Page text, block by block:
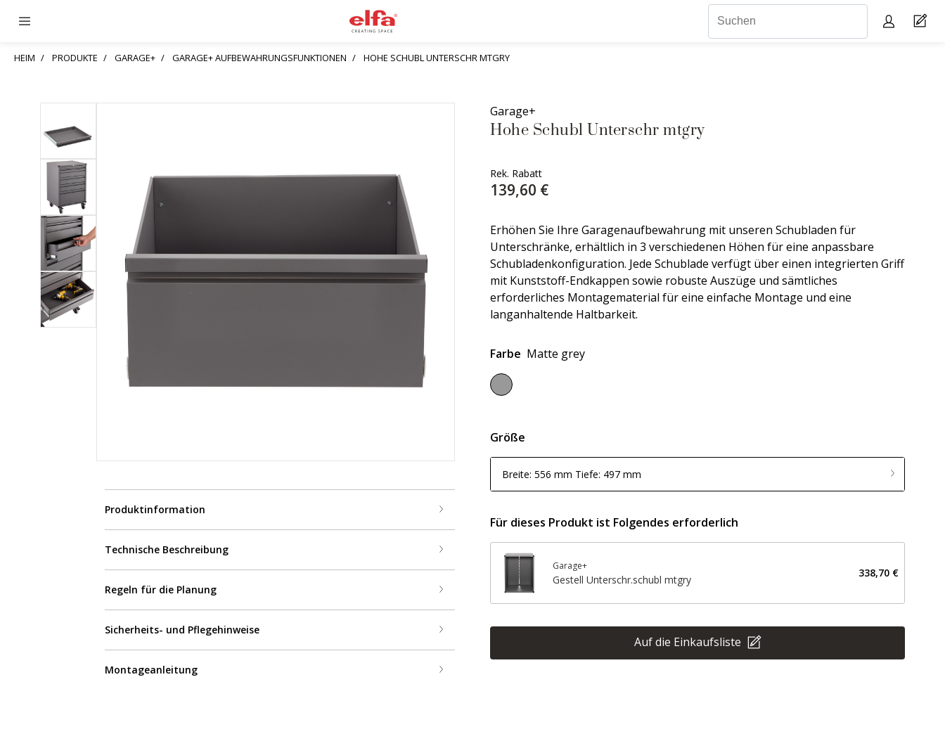
HEIM PRODUKTE GARAGE+ GARAGE+ AUFBEWAHRUNGSFUNKTIONEN HOHE SCHUBL UNTERSCHR MTGRY
Produktinformation
Technische Beschreibung
Regeln für die Planung
Sicherheits- und Pflegehinweise
Montageanleitung
Garage+
Hohe Schubl Unterschr mtgry
Rek. Rabatt
139,60 €
Erhöhen Sie Ihre Garagenaufbewahrung mit unseren Schubladen für
Unterschränke, erhältlich in 3 verschiedenen Höhen für eine anpassbare
Schubladenkonfiguration. Jede Schublade verfügt über einen integrierten Griff
mit Kunststoff-Endkappen sowie robuste Auszüge und sämtliches
erforderliches Montagematerial für eine einfache Montage und eine
langanhaltende Haltbarkeit.
Farbe Matte grey
Größe
Breite: 556 mm Tiefe: 497 mm
Für dieses Produkt ist Folgendes erforderlich
Garage+
Gestell Unterschr.schubl mtgry
338,70 €
Auf die Einkaufsliste